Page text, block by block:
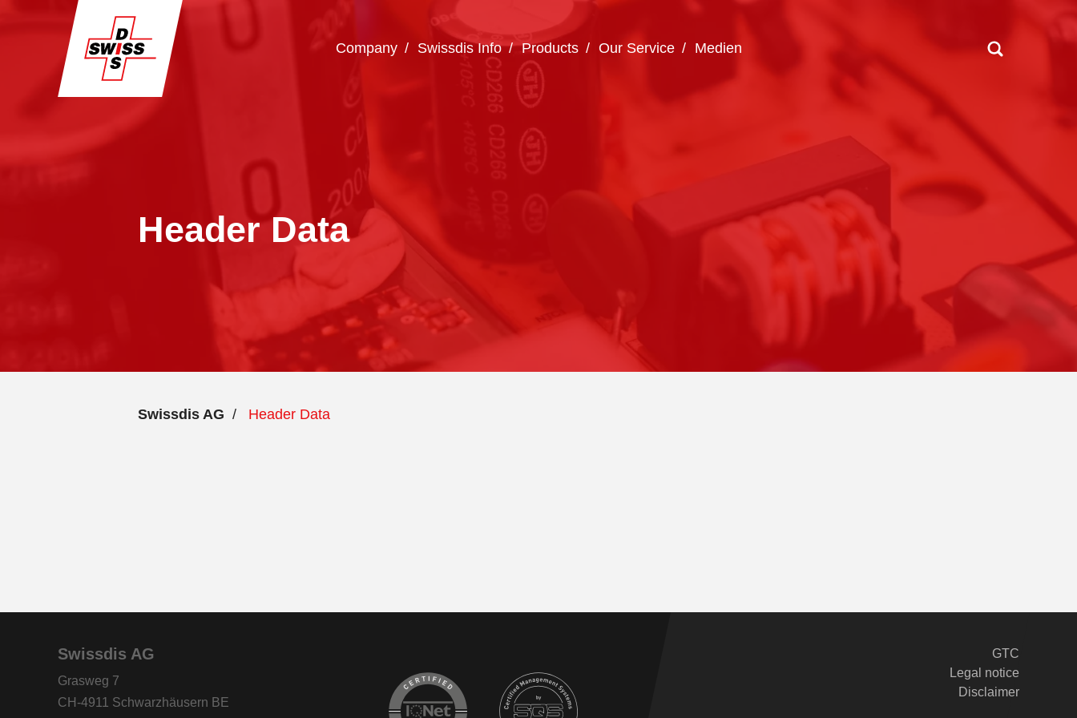
Company Swissdis Info Products Our Service Medien
Header Data
Wie können wir Ihnen helfen?
Swissdis AG / Header Data
Swissdis AG
Grasweg 7
CH-4911 Schwarzhäusern BE
GTC
Legal notice
Disclaimer